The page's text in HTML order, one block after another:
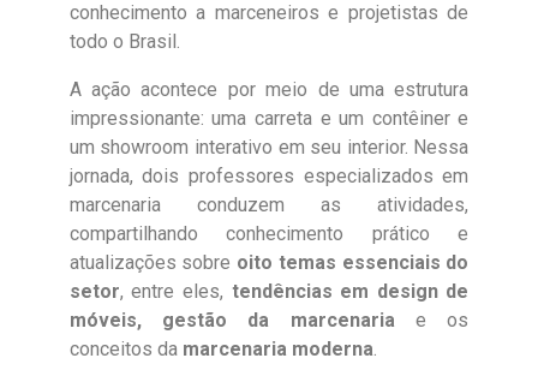
conhecimento a marceneiros e projetistas de
todo o Brasil.
A ação acontece por meio de uma estrutura
impressionante: uma carreta e um contêiner e
um showroom interativo em seu interior. Nessa
jornada, dois professores especializados em
marcenaria conduzem as atividades,
compartilhando conhecimento prático e
atualizações sobre oito temas essenciais do
setor, entre eles, tendências em design de
móveis, gestão da marcenariae os
conceitos da marcenaria moderna.